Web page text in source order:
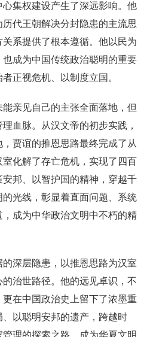
集权建设产生了深远影响。他
代王朝解决分封隐患的主流思
系提供了根本遵循。他以民为
成为中国传统政治聪明的重要
正视危机、以制度立国。
亲见自己的主张全面落地，但
血脉。从汉文帝的初步实践，
贾谊的推恩思路最终完成了从
化解了存亡危机，实现了四百
邦、以智护国的精神，穿越千
光线，彰显着直面问题、系统
成为中华政治文明中不朽的精
深层隐患，以推恩思路为汉室
治世路径。他的远见卓识，不
在中国政治史上留下了浓墨重
以聪明安邦的遗产，跨越时